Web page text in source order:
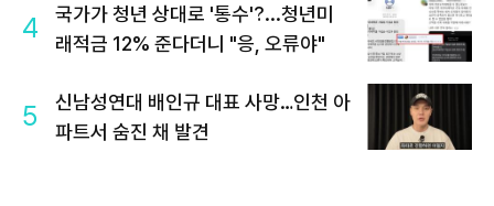
4
국가가 청년 상대로 '통수'?...청년미
래적금 12% 준다더니 "응, 오류야"
5
신남성연대 배인규 대표 사망…인천 아
파트서 숨진 채 발견